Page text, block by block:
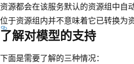
资源都会在该服务默认的资源组中自
位于资源组内并不意味着它已转换为
了解对模型的支持
下面是需要了解的三种情况：